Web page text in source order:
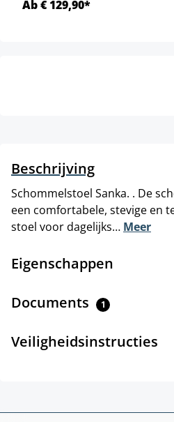
Ab € 129,90*
Beschrijving
Schommelstoel Sanka. . De
een comfortabele, stevige en
stoel voor dagelijks… Meer
Eigenschappen
Documents 1
Veiligheidsinstructies